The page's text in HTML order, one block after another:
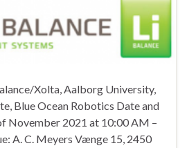
Xolta, Aalborg University,
Blue Ocean Robotics Date and
November 2021 at 10:00 AM –
A. C. Meyers Vænge 15, 2450